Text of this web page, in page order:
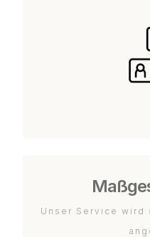
Unser Service wird